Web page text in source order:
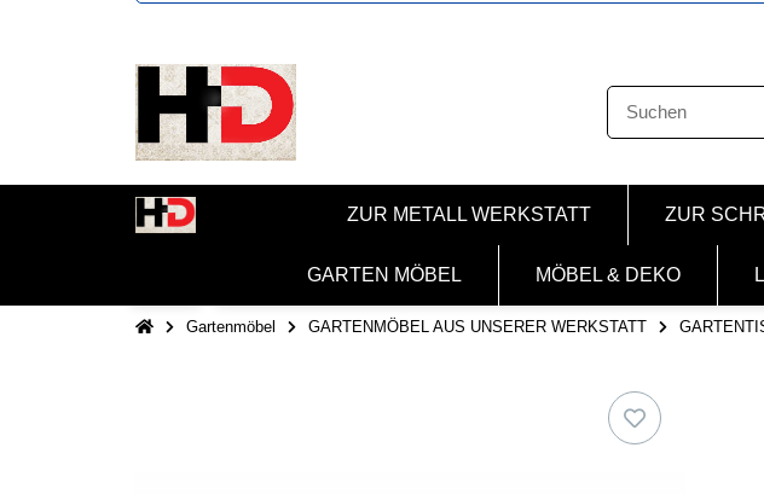
ZUR METALL WERKSTATT ZUR
GARTEN MÖBEL MÖBEL & DEKO
Gartenmöbel GARTENMÖBEL AUS UNSERER WERKSTATT